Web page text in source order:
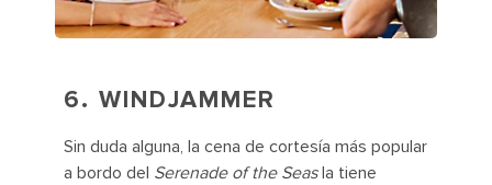
6. WINDJAMMER
Sin duda alguna, la cena de cortesía más popular
a bordo del Serenade of the Seasla tiene